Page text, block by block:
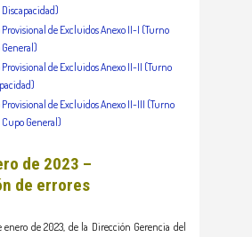
Provisional de Excluidos Anexo II-I (Turno
Provisional de Excluidos Anexo II-II (Turno
Provisional de Excluidos Anexo II-III (Turno
General)
de 2023 –
de errores
enero de 2023, de la Dirección Gerencia del